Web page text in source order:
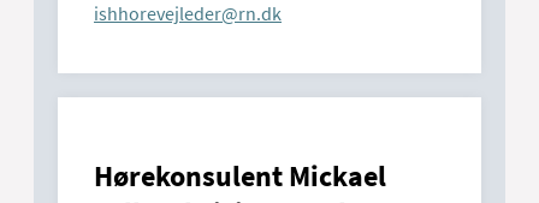
ishhorevejleder@rn.dk
Hørekonsulent Mickael